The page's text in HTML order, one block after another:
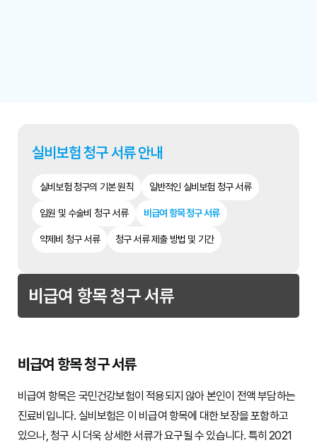
실비보험 청구 서류 안내
실비보험 청구의 기본 원칙 일반적인 실비보험 청구 서류
입원 및 수술비 청구 서류 비급여 항목 청구 서류
약제비 청구 서류 청구 서류 제출 방법 및 기간
비급여 항목 청구 서류
비급여 항목 청구 서류
비급여 항목은 국민건강보험이 적용되지 않아 본인이 전액 부담하는
진료비입니다. 실비보험은 이 비급여 항목에 대한 보장을 포함하고
있으나, 청구 시 더욱 상세한 서류가 요구될 수 있습니다. 특히 2021